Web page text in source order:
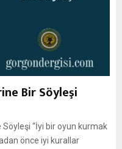
Bir Söyleşi
“İyi bir oyun kurmak
önce iyi kurallar